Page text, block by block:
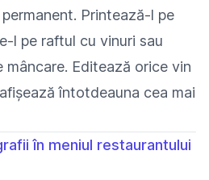
Printează-l pe
l pe raftul cu vinuri sau
mâncare. Editează orice vin
întotdeauna cea mai
în meniul restaurantului